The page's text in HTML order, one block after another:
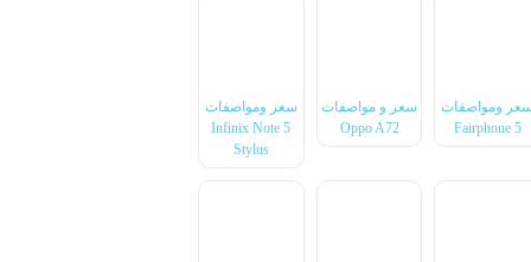
سعر ومواصفات
Fairphone 5
سعر و مواصفات
Oppo A72
سعر ومواصفات
Infinix Note 5
Stylus